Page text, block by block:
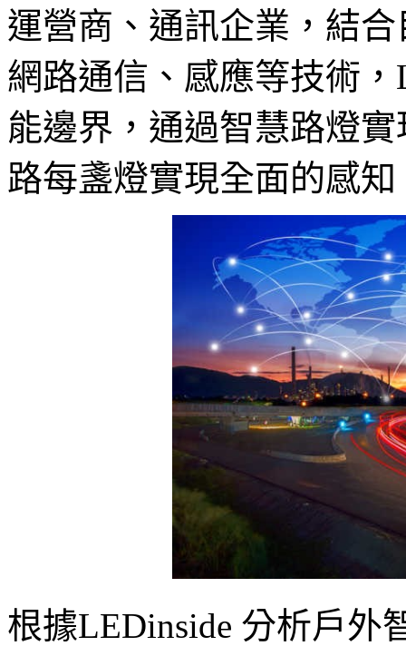
運營商、通訊企業，結
網路通信、感應等技術
能邊界，通過智慧路燈
路每盞燈實現全面的感
根據LEDinside 分析戶外